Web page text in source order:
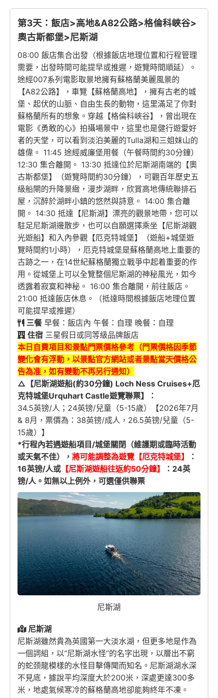
第3天：飯店>高地&A82公路>格倫科峽谷>
奧古斯都堡>尼斯湖
08:00 飯店集合出發（根據飯店地理位置和行程管理
需要，出發時間可能提早或推遲，遊覽時間順延）。
途經007系列電影取景地擁有蘇格蘭美麗風景的
【A82公路】，車覽【蘇格蘭高地】，擁有古老的城
堡、起伏的山脈、自由生長的動物，這里滿足了你對
蘇格蘭所有的想象。穿越【格倫科峽谷】，曾出現在
電影《勇敢的心》拍攝場景中，這里也是健行遊愛好
者的天堂，可以看到淡泊美麗的Tulla湖和三姐妹山的
雄偉。 11:45 途經威廉堡用餐（午餐時間約30分鐘）
12:30 集合離開。 13:30 抵達位於尼斯湖南端的【奧
古斯都堡】（遊覽時間約30分鐘），可觀百年歷史五
級船閘的升降景緻，漫步湖畔，欣賞高地傳統聯排石
屋，沉醉於湖畔小鎮的悠然與詩意。 14:00 集合離
開。 14:30 抵達【尼斯湖】漂亮的觀景地帶，您可以
駐足尼斯湖邊散步，也可以自願選擇乘坐【尼斯湖觀
光遊船】和入內參觀【厄克特城堡】（遊船+城堡遊
覽時間約1小時），厄克特城堡是蘇格蘭高地上重要的
古跡之一，在14世紀蘇格蘭獨立戰爭中起着重要的作
用。從城堡上可以全覽整個尼斯湖的神秘風光，如今
透露着寂寞和神秘。 16:00 集合離開，前往飯店。
21:00 抵達飯店休息。（抵達時間根據飯店地理位置
可能提早或推遲）
三餐早餐：飯店內 午餐：自理 晚餐：自理
住宿 三星假日或同等級品牌飯店
本日自費項目和景點門票價格參考（門票價格因季節
變化會有浮動，以景點官方網站或者景點當天價格公
告為准， 如有變動不再另行通知）
△【尼斯湖遊船(約30分鐘) Loch Ness Cruises+厄
克特城堡Urquhart Castle遊覽聯票】：
34.5英镑/人；24英镑/兒童（5-15歲）【2026年7月
& 8月，票價為：38英镑/成人，26.5英镑/兒童（5-
15歲）】
*行程內若遇遊船項目/城堡關閉（維護期或臨時活動
或天氣不佳）， 將可能調整為遊覽【厄克特城堡】
：
16英镑/人或 【尼斯湖遊船往返約50分鐘】
：24英
镑/人。如無以上例外，可選僅供聯票
尼斯湖
尼斯湖
尼斯湖雖然貴為英國第一大淡水湖，但更多地是作為
一個詞組，以“尼斯湖水怪”的名字出現，以層出不窮
的蛇颈龍模樣的水怪目擊傳聞而知名。尼斯湖湖水深
不見底，據說平均深度大於200米，深處更達300多
米，地處氣候寒冷的蘇格蘭高地卻能夠終年不凍。